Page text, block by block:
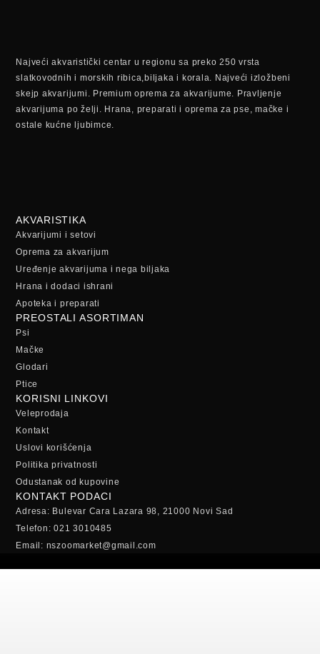
Najveći akvaristički centar u regionu sa preko 250 vrsta
slatkovodnih i morskih ribica,biljaka i korala. Najveći izložbeni
skejp akvarijumi. Premium oprema za akvarijume. Pravljenje
akvarijuma po želji. Hrana, preparati i oprema za pse, mačke i
ostale kućne ljubimce.
AKVARISTIKA
Akvarijumi i setovi
Oprema za akvarijum
Uređenje akvarijuma i nega biljaka
Hrana i dodaci ishrani
Apoteka i preparati
PREOSTALI ASORTIMAN
Psi
Mačke
Glodari
Ptice
KORISNI LINKOVI
Veleprodaja
Kontakt
Uslovi korišćenja
Politika privatnosti
Odustanak od kupovine
KONTAKT PODACI
Adresa: Bulevar Cara Lazara 98, 21000 Novi Sad
Telefon: 021 3010485
Email: nszoomarket@gmail.com